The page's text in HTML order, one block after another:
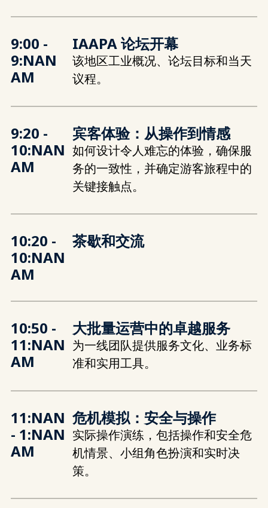
9:00 -
9:NAN
AM
IAAPA 论坛开幕
该地区工业概况、论坛目标和当天
议程。
9:20 -
10:NAN
AM
宾客体验：从操作到情感
如何设计令人难忘的体验，确保服
务的一致性，并确定游客旅程中的
关键接触点。
10:20 -
10:NAN
AM
茶歇和交流
10:50 -
11:NAN
AM
大批量运营中的卓越服务
为一线团队提供服务文化、业务标
准和实用工具。
11:NAN
- 1:NAN
AM
危机模拟：安全与操作
实际操作演练，包括操作和安全危
机情景、小组角色扮演和实时决
策。